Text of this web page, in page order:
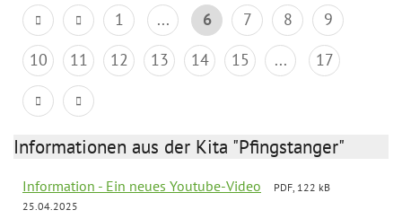
1 ... 6 7 8
9
10
11 12 13 14 15 ... 17
Informationen aus der Kita "Pfingstanger"
Information - Ein neues Youtube-Video
PDF, 122 kB
25.04.2025